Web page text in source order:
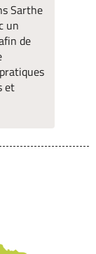
Sarthe
un
de
et